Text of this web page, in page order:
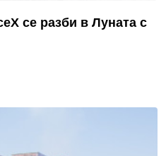
се разби в Луната с